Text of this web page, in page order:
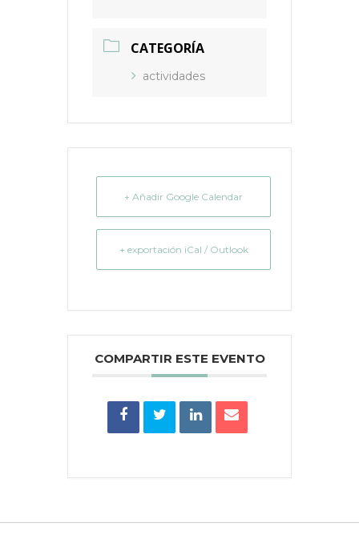
CATEGORÍA
actividades
+ Añadir Google Calendar
+ exportación iCal / Outlook
COMPARTIR ESTE EVENTO